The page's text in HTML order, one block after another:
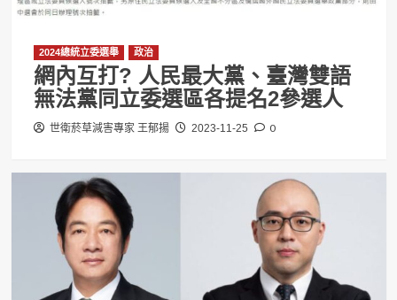
2024總統立委選舉 政治
網內互打? 人民最大黨、臺灣雙語
無法黨同立委選區各提名2參選人
世衛菸草減害專家 王郁揚 2023-11-25 0